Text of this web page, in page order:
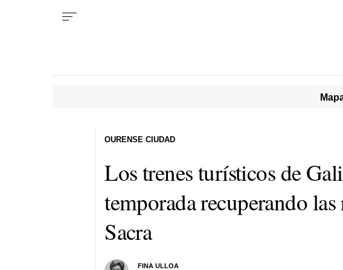
Los trenes turísticos de
temporada recuperando
Sacra
FINA ULLOA
OURENSE CIUDAD